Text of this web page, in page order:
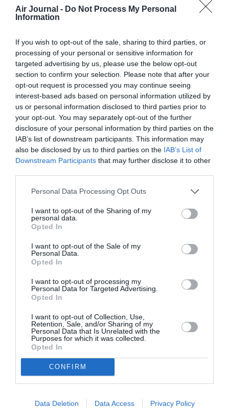
Air Journal - Do Not Process My Personal
Information
If you wish to opt-out of the sale, sharing to third parties, or
processing of your personal or sensitive information for
targeted advertising by us, please use the below opt-out
section to confirm your selection. Please note that after your
opt-out request is processed you may continue seeing
interest-based ads based on personal information utilized by
us or personal information disclosed to third parties prior to
your opt-out. You may separately opt-out of the further
disclosure of your personal information by third parties on the
IAB’s list of downstream participants. This information may
also be disclosed by us to third parties on the IAB’s List of
Downstream Participants that may further disclose it to other
Personal Data Processing Opt Outs
I want to opt-out of the Sharing of my
personal data.
Opted In
I want to opt-out of the Sale of my
Personal Data.
Opted In
I want to opt-out of processing my
Personal Data for Targeted Advertising.
Opted In
I want to opt-out of Collection, Use,
Retention, Sale, and/or Sharing of my
Personal Data that Is Unrelated with the
Purposes for which it was collected.
Opted In
CONFIRM
Data Deletion Data Access Privacy Policy
FacebookTwitterPinterestLinkedInEmail Print
Aucun commentaire !
LAISSER UN COMMENTAIRE
FAIRE UN DON
Appel aux lecteurs !
développement !
NOUS SOUTENIR
DERNIERS COMMENTAIRES